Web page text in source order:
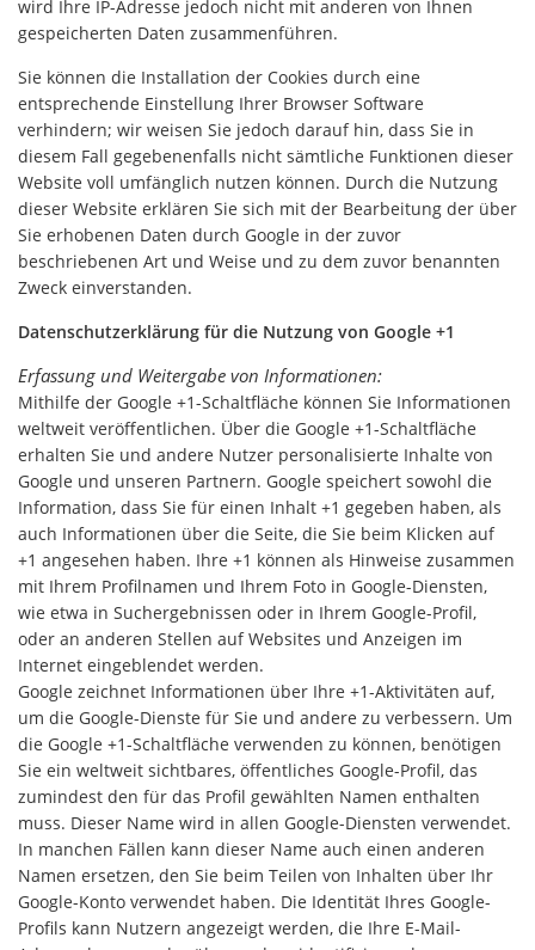
wird Ihre IP-Adresse jedoch nicht mit anderen von Ihnen
gespeicherten Daten zusammenführen.
Sie können die Installation der Cookies durch eine
entsprechende Einstellung Ihrer Browser Software
verhindern; wir weisen Sie jedoch darauf hin, dass Sie in
diesem Fall gegebenenfalls nicht sämtliche Funktionen dieser
Website voll umfänglich nutzen können. Durch die Nutzung
dieser Website erklären Sie sich mit der Bearbeitung der über
Sie erhobenen Daten durch Google in der zuvor
beschriebenen Art und Weise und zu dem zuvor benannten
Zweck einverstanden.
Datenschutzerklärung für die Nutzung von Google +1
Erfassung und Weitergabe von Informationen:
Mithilfe der Google +1-Schaltfläche können Sie Informationen
weltweit veröffentlichen. Über die Google +1-Schaltfläche
erhalten Sie und andere Nutzer personalisierte Inhalte von
Google und unseren Partnern. Google speichert sowohl die
Information, dass Sie für einen Inhalt +1 gegeben haben, als
auch Informationen über die Seite, die Sie beim Klicken auf
+1 angesehen haben. Ihre +1 können als Hinweise zusammen
mit Ihrem Profilnamen und Ihrem Foto in Google-Diensten,
wie etwa in Suchergebnissen oder in Ihrem Google-Profil,
oder an anderen Stellen auf Websites und Anzeigen im
Internet eingeblendet werden.
Google zeichnet Informationen über Ihre +1-Aktivitäten auf,
um die Google-Dienste für Sie und andere zu verbessern. Um
die Google +1-Schaltfläche verwenden zu können, benötigen
Sie ein weltweit sichtbares, öffentliches Google-Profil, das
zumindest den für das Profil gewählten Namen enthalten
muss. Dieser Name wird in allen Google-Diensten verwendet.
In manchen Fällen kann dieser Name auch einen anderen
Namen ersetzen, den Sie beim Teilen von Inhalten über Ihr
Google-Konto verwendet haben. Die Identität Ihres Google-
Profils kann Nutzern angezeigt werden, die Ihre E-Mail-